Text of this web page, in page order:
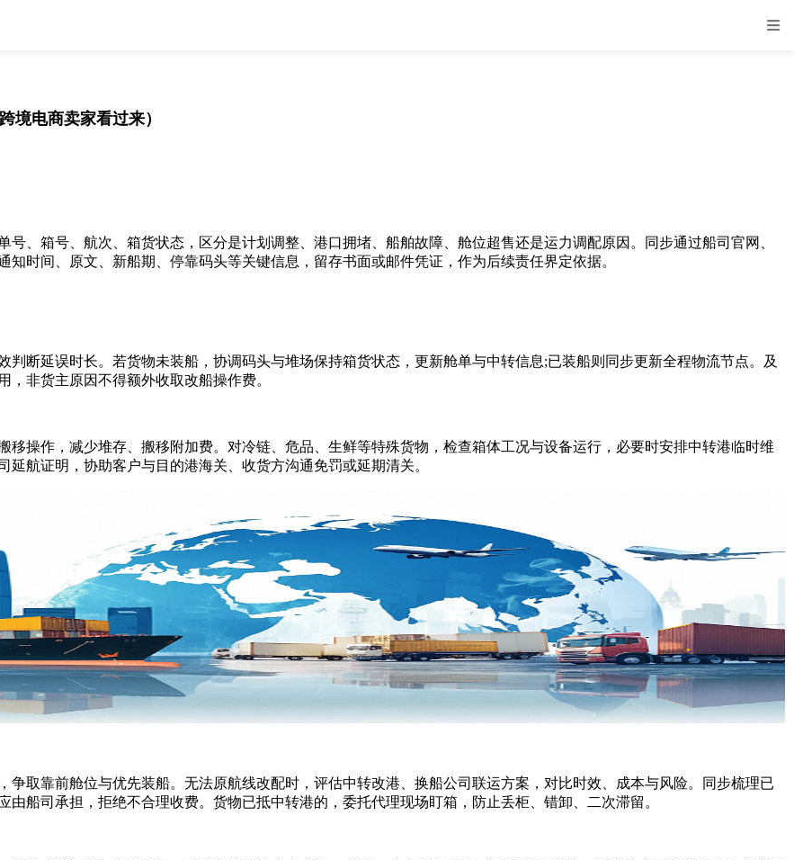
境电商卖家看过来）
箱号、航次、箱货状态，区分是计划调整、港口拥堵、船舶故障、舱位超售还是运力调配原因。同步通过船司官网、
时间、原文、新船期、停靠码头等关键信息，留存书面或邮件凭证，作为后续责任界定依据。
延误时长。若货物未装船，协调码头与堆场保持箱货状态，更新舱单与中转信息;已装船则同步更新全程物流节点。及
非货主原因不得额外收取改船操作费。
作，减少堆存、搬移附加费。对冷链、危品、生鲜等特殊货物，检查箱体工况与设备运行，必要时安排中转港临时维
航证明，协助客户与目的港海关、收货方沟通免罚或延期清关。
靠前舱位与优先装船。无法原航线改配时，评估中转改港、换船公司联运方案，对比时效、成本与风险。同步梳理已
船司承担，拒绝不合理收费。货物已抵中转港的，委托代理现场盯箱，防止丢柜、错卸、二次滞留。